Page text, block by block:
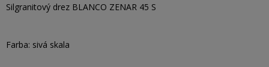
Silgranitový drez BLANCO ZENAR 45 S
Farba: sivá skala